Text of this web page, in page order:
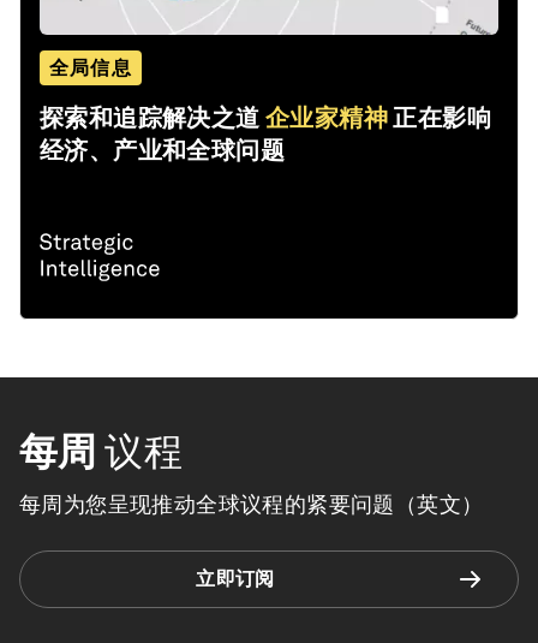
全局信息
探索和追踪解决之道企业家精神正在影响
经济、产业和全球问题
每周 议程
每周为您呈现推动全球议程的紧要问题（英文）
立即订阅